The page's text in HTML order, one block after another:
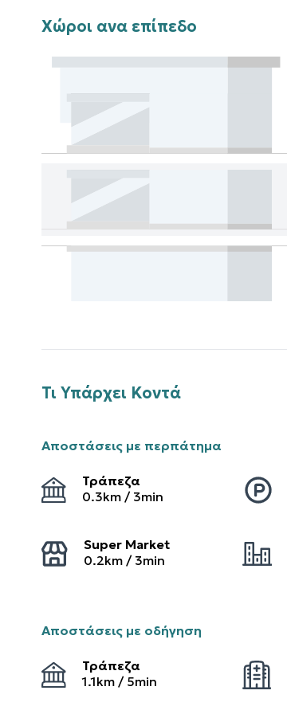
Χώροι ανα επίπεδο
Τι Υπάρχει Κοντά
Αποστάσεις με περπάτημα
Τράπεζα
0.3km / 3min
Super Market
0.2km / 3min
Αποστάσεις με οδήγηση
Τράπεζα
1.1km / 5min